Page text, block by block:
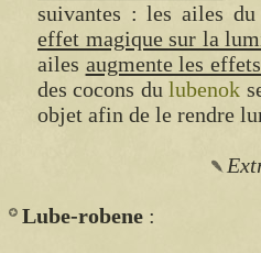
suivantes : les ailes
effet magique sur la
ailes augmente les
des cocons dulubenok
objet afin de le rendre
Lube-robene